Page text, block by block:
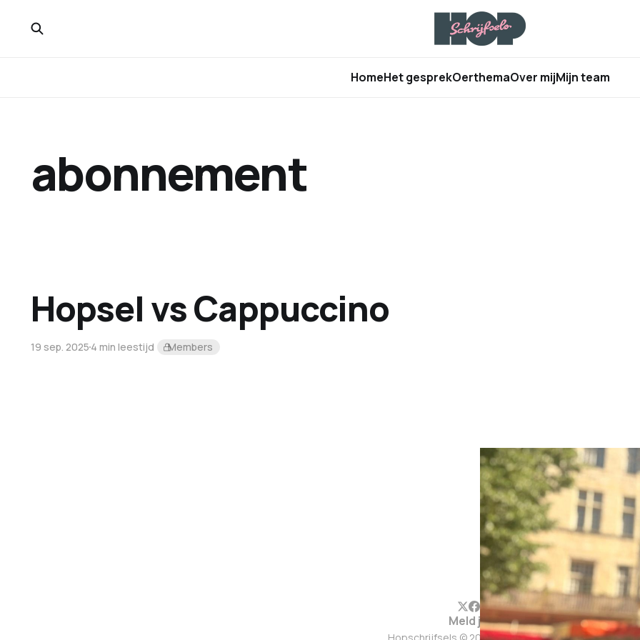
HomeHet gesprekOerthemaOver mijMijn team
abonnement
Hopsel vs Cappuccino
19 sep. 20254 min leestijd Members
Meld je aan